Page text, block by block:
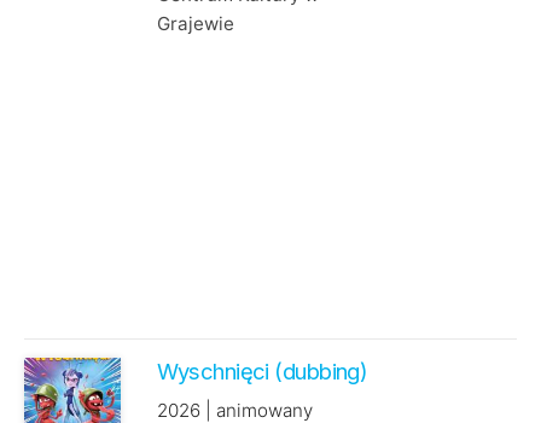
Grajewie
Wyschnięci (dubbing)
2026 | animowany